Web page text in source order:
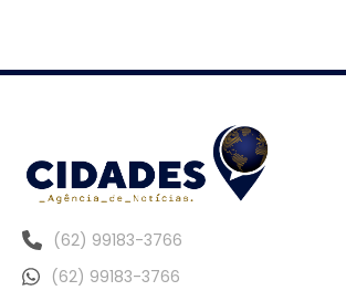
(62) 99183-3766
(62) 99183-3766